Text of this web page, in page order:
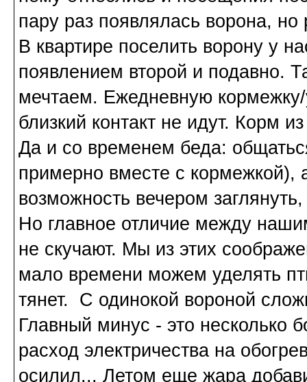
пару раз появлялась ворона, но
В квартире поселить ворону у
появлением второй и подавно.
мечтаем. Ежедневную кормежку/
близкий контакт не идут. Корм
Да и со временем беда:
примерно вместе с кормежкой),
возможность вечером
Но главное отличие между
не скучают. Мы из этих
мало времени можем уделять
тянет. С одинокой вороной
Главный минус - это несколько
расход электричества на
осилил... Летом еще жара